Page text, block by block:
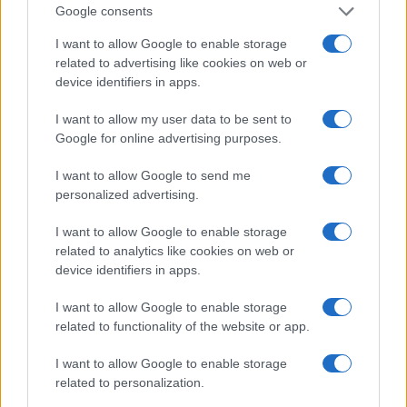
Google consents
I want to allow Google to enable storage
related to advertising like cookies on web or
device identifiers in apps.
I want to allow my user data to be sent to
Google for online advertising purposes.
I want to allow Google to send me
personalized advertising.
I want to allow Google to enable storage
related to analytics like cookies on web or
device identifiers in apps.
I want to allow Google to enable storage
related to functionality of the website or app.
I want to allow Google to enable storage
related to personalization.
Roma
Το λογότυπο της Hyundai θα εμφανίζεται
στην πίσω όψη των εμφανίσεων της AS
Roma στους εντός έδρας αγώνες της
ΕΛΛΑΔΑ